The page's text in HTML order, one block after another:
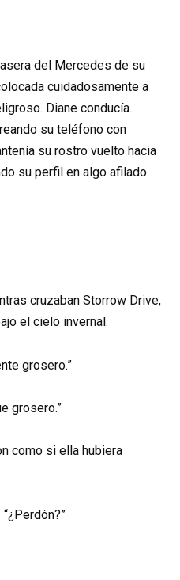
del Mercedes de su
cuidadosamente a
Diane conducía.
su teléfono con
su rostro vuelto hacia
su perfil en algo afilado.
cruzaban Storrow Drive,
el cielo invernal.
grosero.”
grosero.”
como si ella hubiera